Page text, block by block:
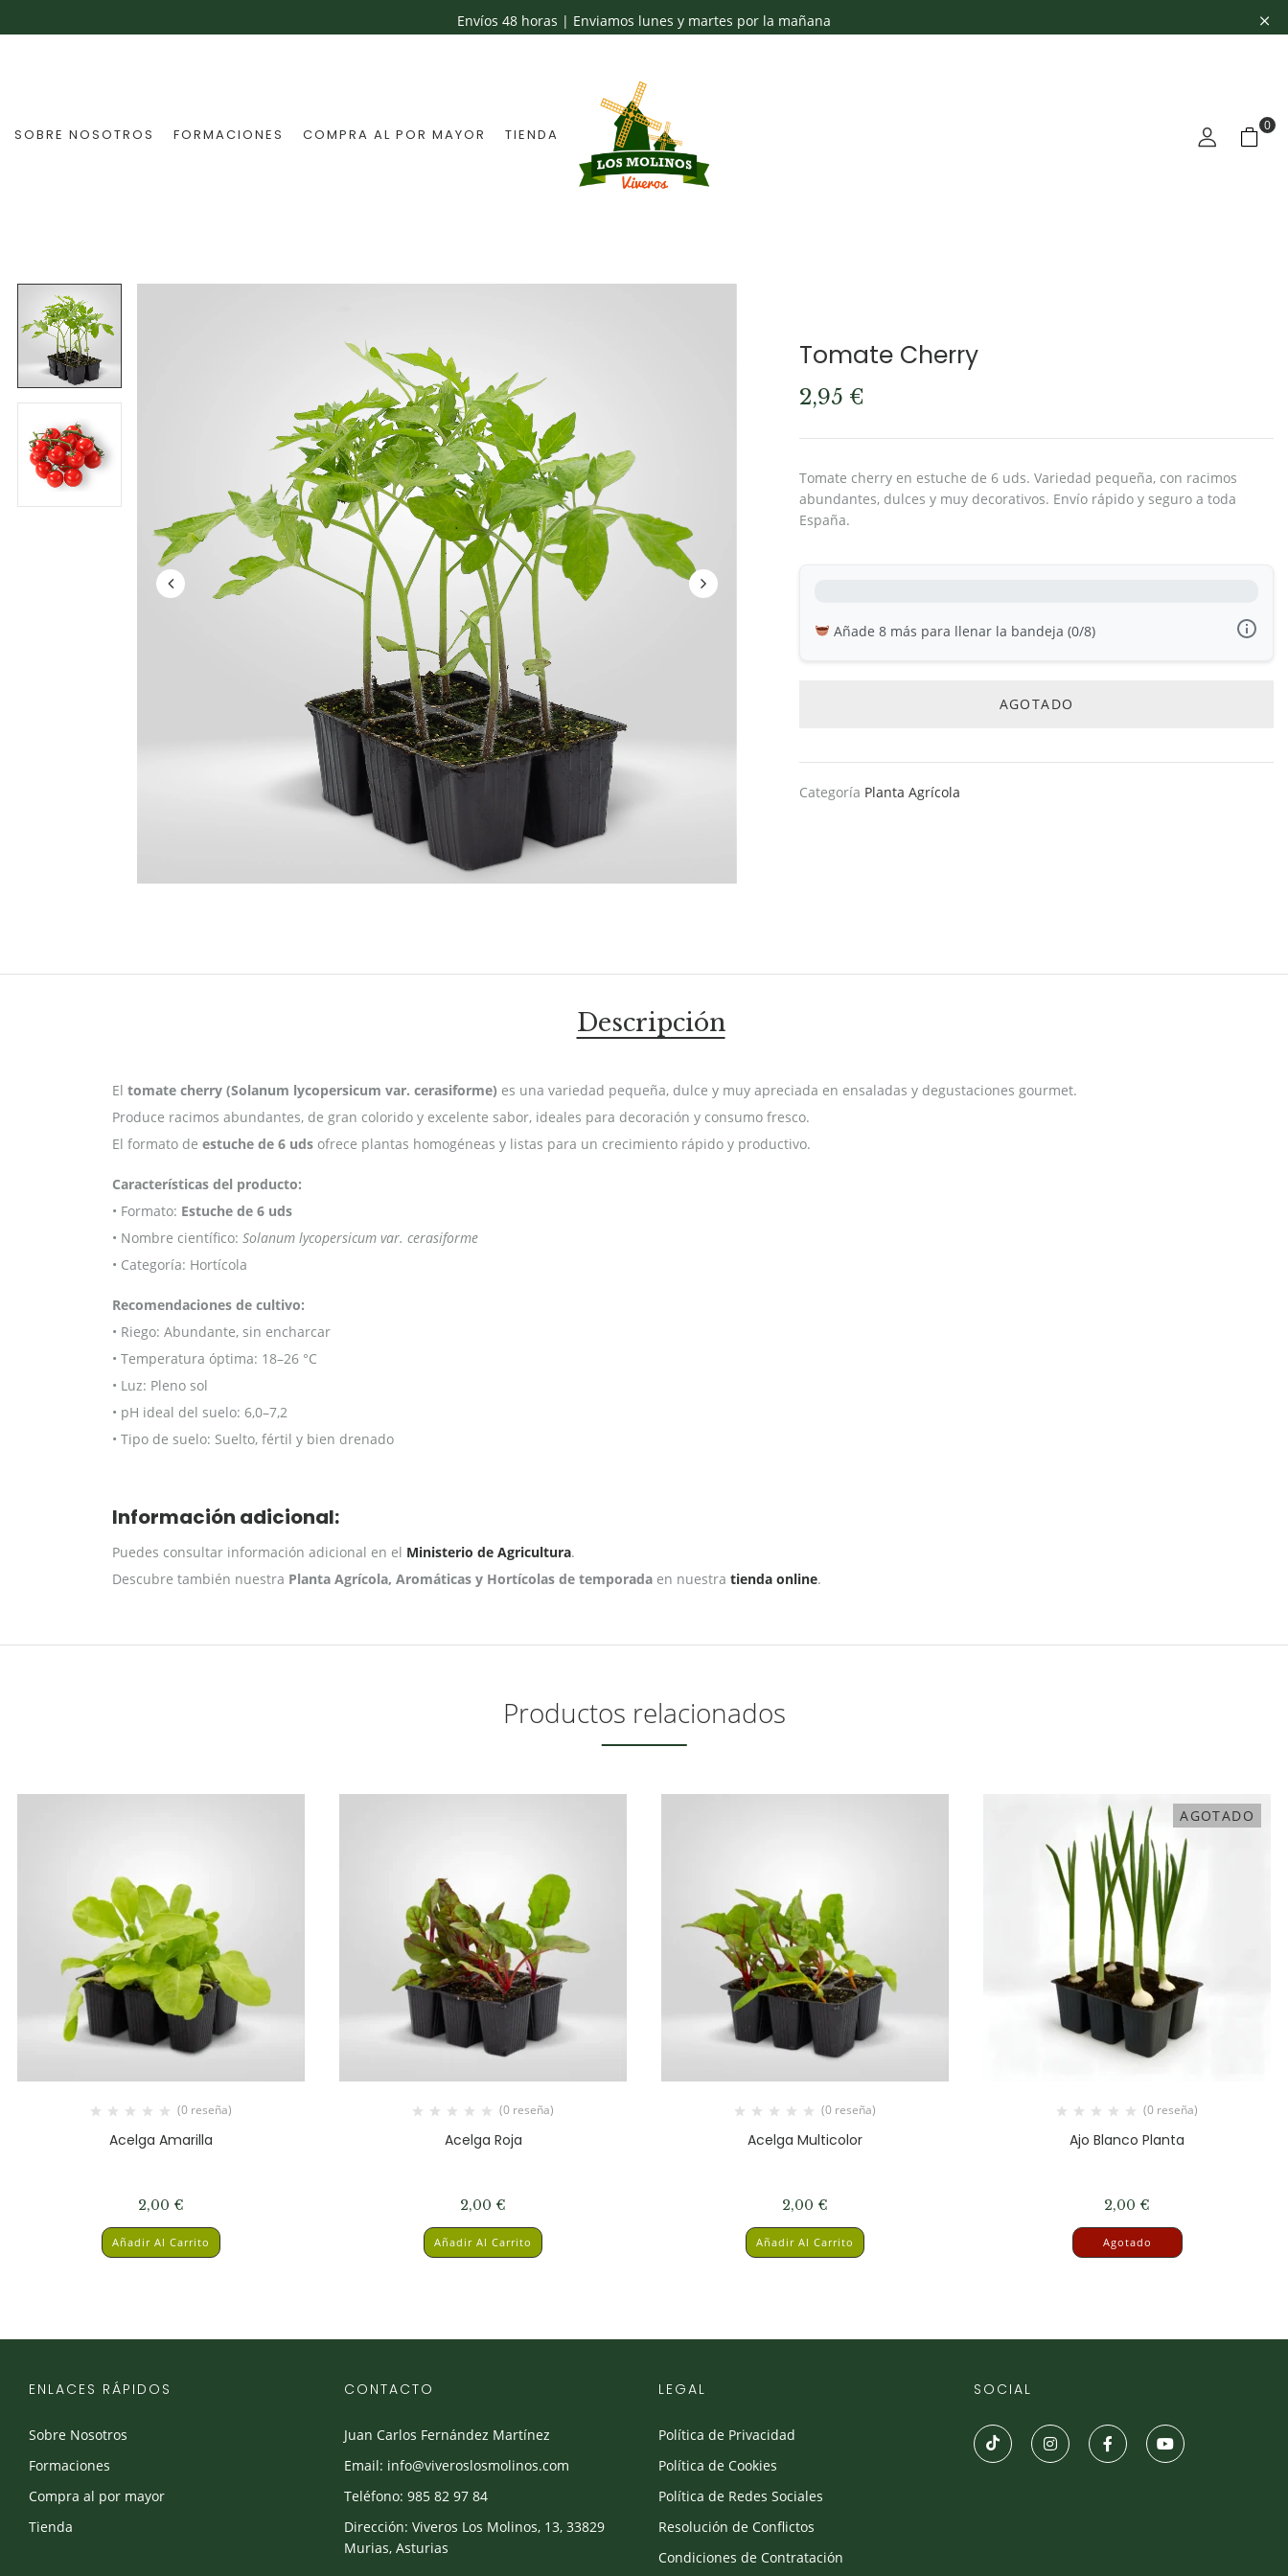
Envíos 48 horas | Enviamos lunes y martes por la mañana
SOBRE NOSOTROS FORMACIONES COMPRA AL POR MAYOR TIENDA
0
Tomate Cherry
2,95 €
Tomate cherry en estuche de 6 uds. Variedad pequeña, con racimos
abundantes, dulces y muy decorativos. Envío rápido y seguro a toda
España.
Añade 8 más para llenar la bandeja (0/8)
AGOTADO
Categoría Planta Agrícola
Descripción
El tomate cherry (Solanum lycopersicum var. cerasiforme) es una variedad pequeña, dulce y muy apreciada en ensaladas y degustaciones gourmet.
Produce racimos abundantes, de gran colorido y excelente sabor, ideales para decoración y consumo fresco.
El formato de estuche de 6 uds ofrece plantas homogéneas y listas para un crecimiento rápido y productivo.
Características del producto:
• Formato: Estuche de 6 uds
• Nombre científico: Solanum lycopersicum var. cerasiforme
• Categoría: Hortícola
Recomendaciones de cultivo:
• Riego: Abundante, sin encharcar
• Temperatura óptima: 18–26 °C
• Luz: Pleno sol
• pH ideal del suelo: 6,0–7,2
• Tipo de suelo: Suelto, fértil y bien drenado
Información adicional:
Puedes consultar información adicional en el Ministerio de Agricultura.
Descubre también nuestra Planta Agrícola, Aromáticas y Hortícolas de temporada en nuestra tienda online.
Productos relacionados
(0 reseña)
Acelga Amarilla
2,00 €
Añadir Al Carrito
(0 reseña)
Acelga Roja
2,00 €
Añadir Al Carrito
(0 reseña)
Acelga Multicolor
2,00 €
Añadir Al Carrito
AGOTADO
(0 reseña)
Ajo Blanco Planta
2,00 €
Agotado
ENLACES RÁPIDOS
Sobre Nosotros
Formaciones
Compra al por mayor
Tienda
CONTACTO
Juan Carlos Fernández Martínez
Email: info@viveroslosmolinos.com
Teléfono: 985 82 97 84
Dirección: Viveros Los Molinos, 13, 33829
Murias, Asturias
LEGAL
Política de Privacidad
Política de Cookies
Política de Redes Sociales
Resolución de Conflictos
Condiciones de Contratación
SOCIAL